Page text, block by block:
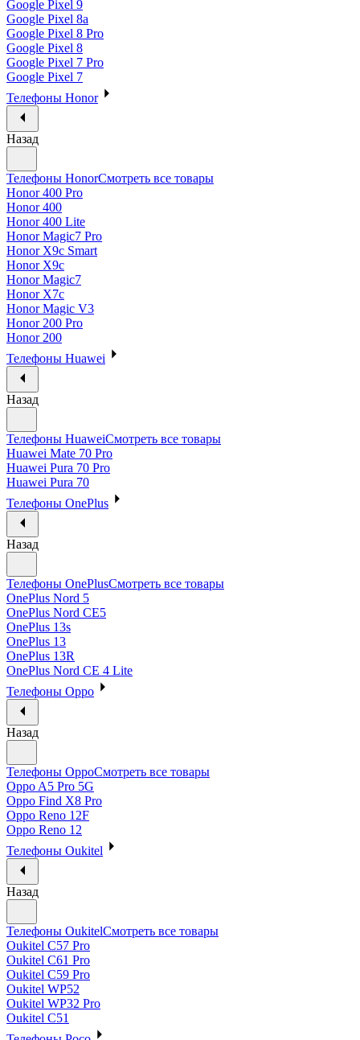
Google Pixel 9
Google Pixel 8a
Google Pixel 8 Pro
Google Pixel 8
Google Pixel 7 Pro
Google Pixel 7
Телефоны Honor
Назад
Телефоны HonorСмотреть все товары
Honor 400 Pro
Honor 400
Honor 400 Lite
Honor Magic7 Pro
Honor X9c Smart
Honor X9c
Honor Magic7
Honor X7c
Honor Magic V3
Honor 200 Pro
Honor 200
Телефоны Huawei
Назад
Телефоны HuaweiСмотреть все товары
Huawei Mate 70 Pro
Huawei Pura 70 Pro
Huawei Pura 70
Телефоны OnePlus
Назад
Телефоны OnePlusСмотреть все товары
OnePlus Nord 5
OnePlus Nord CE5
OnePlus 13s
OnePlus 13
OnePlus 13R
OnePlus Nord CE 4 Lite
Телефоны Oppo
Назад
Телефоны OppoСмотреть все товары
Oppo A5 Pro 5G
Oppo Find X8 Pro
Oppo Reno 12F
Oppo Reno 12
Телефоны Oukitel
Назад
Телефоны OukitelСмотреть все товары
Oukitel C57 Pro
Oukitel C61 Pro
Oukitel C59 Pro
Oukitel WP52
Oukitel WP32 Pro
Oukitel C51